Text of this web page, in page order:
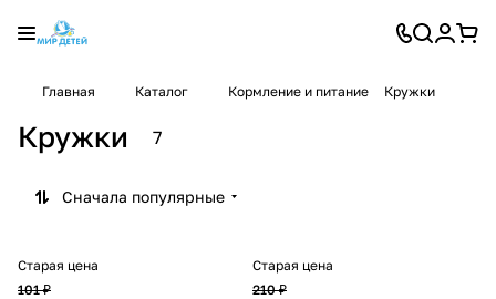
Главная Каталог Кормление и питание Кружки
Кружки 7
Сначала популярные
Старая цена
101 ₽
Старая цена
210 ₽